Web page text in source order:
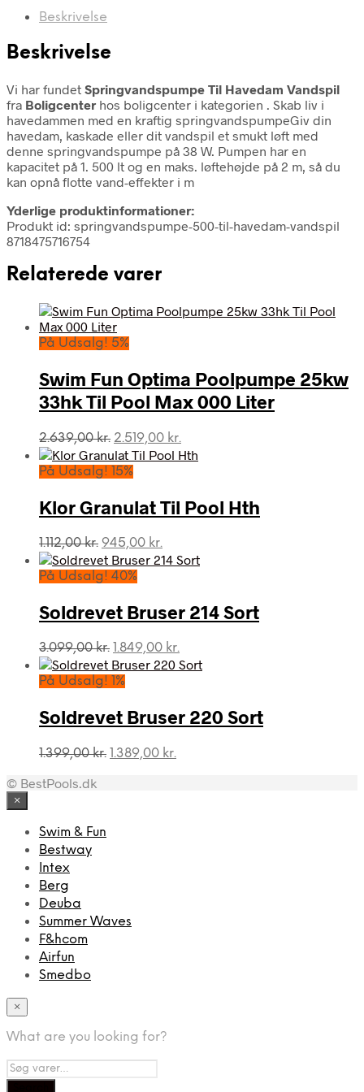
Beskrivelse
Beskrivelse
Vi har fundet Springvandspumpe Til Havedam Vandspil
fra Boligcenter hos boligcenter i kategorien . Skab liv i
havedammen med en kraftig springvandspumpeGiv din
havedam, kaskade eller dit vandspil et smukt løft med
denne springvandspumpe på 38 W. Pumpen har en
kapacitet på 1. 500 lt og en maks. løftehøjde på 2 m, så du
kan opnå flotte vand-effekter i m
Yderlige produktinformationer:
Produkt id: springvandspumpe-500-til-havedam-vandspil
8718475716754
Relaterede varer
På Udsalg! 5%
Swim Fun Optima Poolpumpe 25kw
33hk Til Pool Max 000 Liter
2.639,00kr. Den
oprindelige
pris
2.639,00 kr..
2.519,00 kr.
aktuelle
2.519,00 kr..
På Udsalg! 15%
Klor Granulat Til Pool Hth
1.112,00kr. Den
oprindelige
pris
1.112,00 kr..
945,00 kr.
aktuelle
945,00 kr..
På Udsalg! 40%
Soldrevet Bruser 214 Sort
3.099,00kr. Den
oprindelige
pris
3.099,00 kr..
1.849,00 kr.
aktuelle
1.849,00 kr..
På Udsalg! 1%
Soldrevet Bruser 220 Sort
1.399,00kr. Den
1.389,00 kr.
© BestPools.dk
×
Swim & Fun
Bestway
Intex
Berg
Deuba
Summer Waves
F&hcom
Airfun
Smedbo
×
What are you looking for?